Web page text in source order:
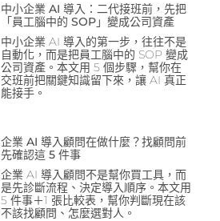
中小企業 AI 導入：二代接班前，先把
「員工腦中的 SOP」變成公司資產
中小企業 AI 導入的第一步，往往不是
自動化，而是把員工腦中的 SOP 變成
公司資產。本文用 5 個步驟，幫你在
交班前把關鍵知識留下來，讓 AI 真正
能接手。
企業 AI 導入顧問在做什麼？找顧問前
先確認這 5 件事
企業 AI 導入顧問不是幫你買工具，而
是先診斷流程、決定導入順序。本文用
5 件事＋1 張比較表，幫你判斷現在該
不該找顧問、怎麼選對人。